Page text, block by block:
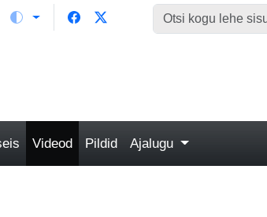
Videod Pildid Ajalugu